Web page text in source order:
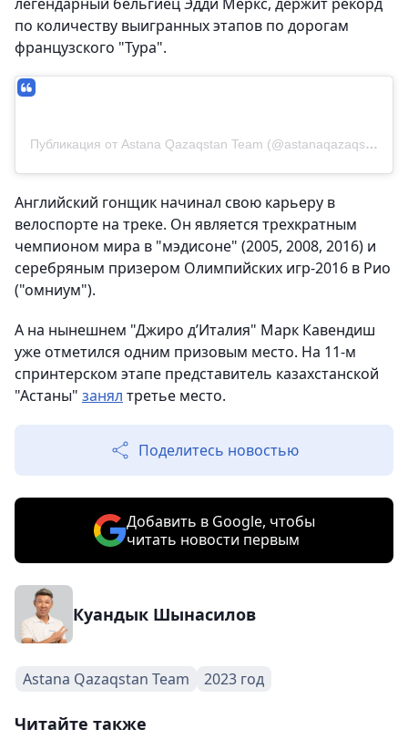
по количеству выигранных этапов по дорогам
французского "Тура".
Публикация от Astana Qazaqstan Team (@astanaqazaqstanteam)
Английский гонщик начинал свою карьеру в
велоспорте на треке. Он является трехкратным
чемпионом мира в "мэдисоне" (2005, 2008, 2016) и
серебряным призером Олимпийских игр-2016 в Рио
("омниум").
А на нынешнем "Джиро д’Италия" Марк Кавендиш
уже отметился одним призовым место. На 11-м
спринтерском этапе представитель казахстанской
"Астаны" занял третье место.
Поделитесь новостью
Добавить в Google, чтобы
читать новости первым
Куандык Шынасилов
Astana Qazaqstan Team 2023 год
Читайте также